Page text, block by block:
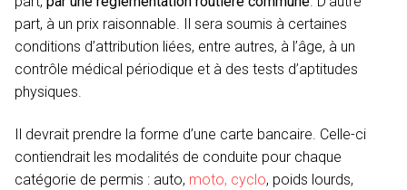
part, à un prix raisonnable. Il sera soumis à certaines
conditions d’attribution liées, entre autres, à l’âge, à un
contrôle médical périodique et à des tests d’aptitudes
physiques.
Il devrait prendre la forme d’une carte bancaire. Celle-ci
contiendrait les modalités de conduite pour chaque
catégorie de permis : auto, moto, cyclo, poids lourds,